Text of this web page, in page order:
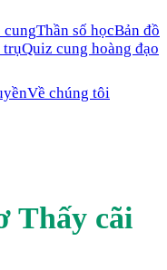
cungThần số họcBản đồ
trụQuiz cung hoàng đạo
Về chúng tôi
Thấy cãi